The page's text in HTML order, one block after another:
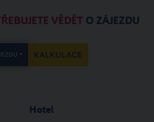
VĚDĚT O ZÁJEZDU
KALKULACE
Hotel